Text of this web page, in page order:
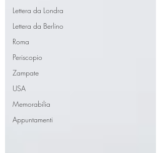
Lettera da Londra
Lettera da Berlino
Roma
Periscopio
Zampate
USA
Memorabilia
Appuntamenti